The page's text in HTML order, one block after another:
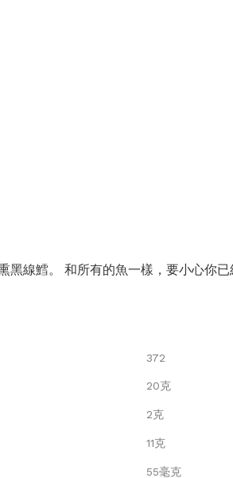
黑線鱈。 和所有的魚一樣，要小心你
372
20克
2克
11克
55毫克